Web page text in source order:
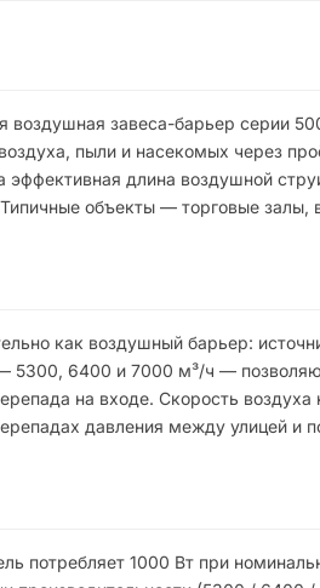
завеса-барьер серии
пыли и насекомых через
эффективная длина воздушной
объекты — торговые
как воздушный барьер:
5300, 6400 и 7000 м³/ч —
на входе. Скорость
давления между улицей и
потребляет 1000 Вт при